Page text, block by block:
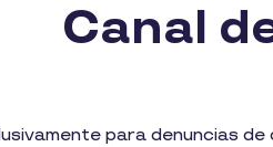
Canal
para denuncias